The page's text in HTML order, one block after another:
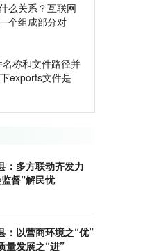
么关系？互联网
个组成部分对
称和文件路径并
exports文件是
：多方联动齐发力
督”解民忧
：以营商环境之“优”
量发展之“进”